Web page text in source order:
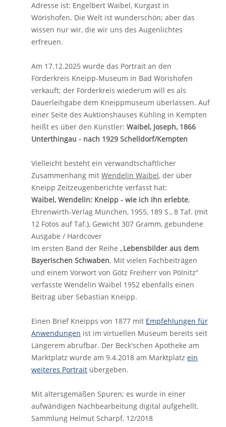
Adresse ist: Engelbert Waibel, Kurgast in
Wörishofen. Die Welt ist wunderschön; aber das
wissen nur wir, die wir uns des Augenlichtes
erfreuen.
Am 17.12.2025 wurde das Portrait an den
Förderkreis Kneipp-Museum in Bad Wörishofen
verkauft; der Förderkreis wiederum will es als
Dauerleihgabe dem Kneippmuseum überlassen. Auf
einer Seite des Auktionshauses Kühling in Kempten
heißt es über den Künstler: Waibel, Joseph, 1866
Unterthingau - nach 1929 Schelldorf/Kempten
Vielleicht besteht ein verwandtschaftlicher
Zusammenhang mit Wendelin Waibel, der über
Kneipp Zeitzeugenberichte verfasst hat:
Waibel, Wendelin: Kneipp - wie ich ihn erlebte,
Ehrenwirth-Verlag München, 1955, 189 S., 8 Taf. (mit
12 Fotos auf Taf.), Gewicht 307 Gramm, gebundene
Ausgabe / Hardcover
Im ersten Band der Reihe „Lebensbilder aus dem
Bayerischen Schwaben. Mit vielen Fachbeiträgen
und einem Vorwort von Götz Freiherr von Pölnitz“
verfasste Wendelin Waibel 1952 ebenfalls einen
Beitrag über Sebastian Kneipp.
Einen Brief Kneipps von 1877 mit Empfehlungen für
Anwendungen ist im virtuellen Museum bereits seit
Längerem abrufbar. Der Beck'schen Apotheke am
Marktplatz wurde am 9.4.2018 am Marktplatz ein
weiteres Portrait übergeben.
Mit altersgemäßen Spuren; es wurde in einer
aufwändigen Nachbearbeitung digital aufgehellt.
Sammlung Helmut Scharpf, 12/2018